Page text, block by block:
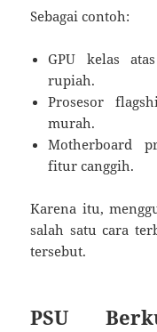
Sebagai contoh:
GPU kelas
rupiah.
Prosesor
murah.
Motherboard
fitur canggih.
Karena itu,
salah satu cara
tersebut.
PSU